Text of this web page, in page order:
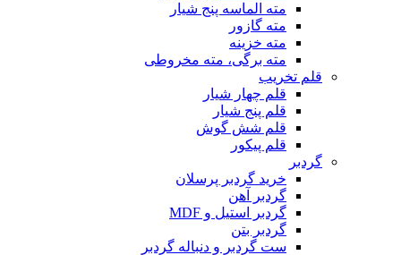
مته الماسه پنج شیار
مته گازور
مته خزینه
مته برگی، مته مخروطی
قلم تخریب
قلم چهار شیار
قلم پنج شیار
قلم شش گوش
قلم پیکور
گردبر
خرید گردبر پرسلان
گردبر آهن
گردبر استیل و MDF
گردبر بتن
ست گردبر و دنباله گردبر